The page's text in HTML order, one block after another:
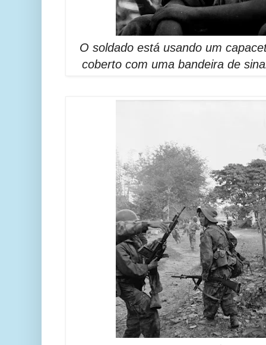
O soldado está usando um
coberto com uma bandeira de